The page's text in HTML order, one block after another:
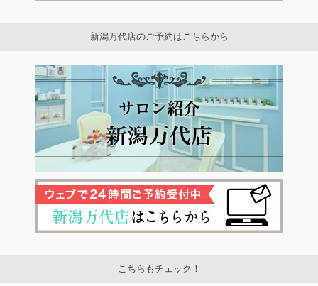
新潟万代店のご予約はこちらから
こちらもチェック！